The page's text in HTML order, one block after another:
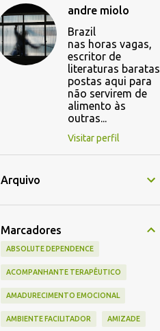
andre miolo
Brazil
nas horas vagas,
escritor de
literaturas baratas
postas aqui para
não servirem de
alimento às
outras...
Visitar perfil
Arquivo
Marcadores
ABSOLUTE DEPENDENCE
ACOMPANHANTE TERAPÊUTICO
AMADURECIMENTO EMOCIONAL
AMBIENTE FACILITADOR AMIZADE